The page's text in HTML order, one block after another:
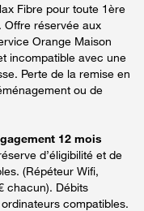
Fibre pour toute 1ère
Offre réservée aux
Orange Maison
incompatible avec une
Perte de la remise en
ou de
12 mois
d’éligibilité et de
(Répéteur Wifi,
chacun). Débits
compatibles.